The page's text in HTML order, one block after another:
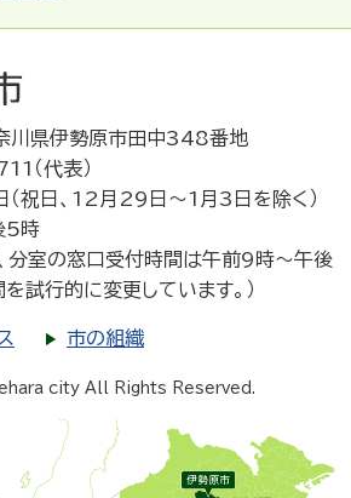
県伊勢原市田中348番地
（代表）
（祝日、12月29日～1月3日を除く）
5時
分室の窓口受付時間は午前9時～午後
行的に変更しています。）
市の組織
city All Rights Reserved.